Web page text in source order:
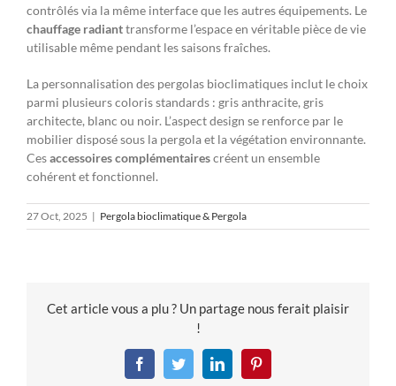
contrôlés via la même interface que les autres équipements. Le
chauffage radianttransforme l’espace en véritable pièce de vie
utilisable même pendant les saisons fraîches.
La personnalisation des pergolas bioclimatiques inclut le choix
parmi plusieurs coloris standards : gris anthracite, gris
architecte, blanc ou noir. L’aspect design se renforce par le
mobilier disposé sous la pergola et la végétation environnante.
Cesaccessoires complémentairescréent un ensemble
cohérent et fonctionnel.
27 Oct, 2025 | Pergola bioclimatique & Pergola
Cet article vous a plu ? Un partage nous ferait plaisir
!
FacebookTwitterLinkedInPinterest